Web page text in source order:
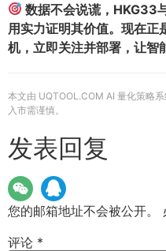
数据不会说谎，HKG33
用实力证明其价值。现在正
机，立即关注并部署，让智
本文由 UQTOOL.COM AI 量化策略
入市需谨慎。
发表回复
您的邮箱地址不会被公开。
评论 *